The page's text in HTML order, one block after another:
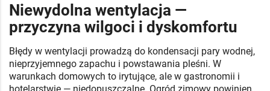
Niewydolna wentylacja —
przyczyna wilgoci i dyskomfortu
Błędy w wentylacji prowadzą do kondensacji pary wodnej,
nieprzyjemnego zapachu i powstawania pleśni. W
warunkach domowych to irytujące, ale w gastronomii i